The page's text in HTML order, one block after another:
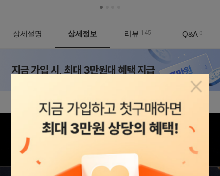
상세설명 상세정보 리뷰 145 Q&A 0
팝업닫